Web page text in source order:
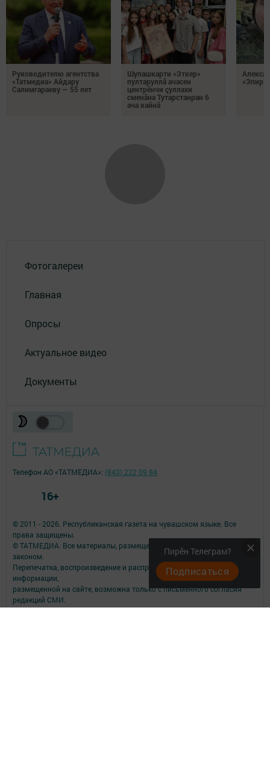
Руководителю агентства
«Татмедиа» Айдару
Салимгараеву — 55 лет
Шупашкарти «Эткер»
пултаруллă ачасен
центрӗнчи çуллахи
сменăна Тутарстанран 6
ача кайнă
«Эпир
Фотогалереи
Главная
Опросы
Актуальное видео
Документы
Пирӗн Телеграм?
Подписаться
© 2011 - 2026. Республиканская газета на чувашском языке. Все
права защищены.
© ТАТМЕДИА. Все материалы, размещенные на сайте, защищены
законом.
Перепечатка, воспроизведение и распространение в любом объеме
информации,
размещенной на сайте, возможна только с письменного согласия
редакций СМИ.
При поддержке Республиканского агентства по печати и массовым
Телефон АО «ТАТМЕДИА»: (843) 222 09 84
16+